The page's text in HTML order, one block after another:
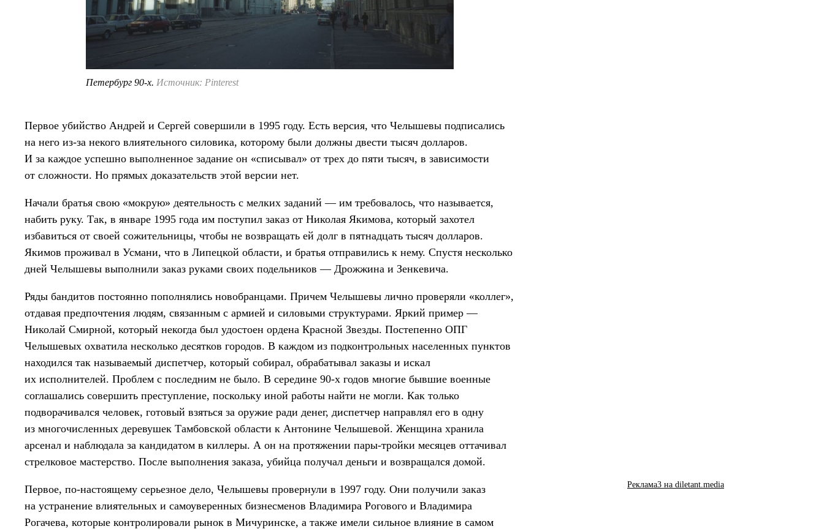
Петербург 90-х. Источник: Pinterest
Первое убийство Андрей и Сергей совершили в 1995 году. Есть версия, что Челышевы подписались
на него из-за некого влиятельного силовика, которому были должны двести тысяч долларов.
И за каждое успешно выполненное задание он «списывал» от трех до пяти тысяч, в зависимости
от сложности. Но прямых доказательств этой версии нет.
Начали братья свою «мокрую» деятельность с мелких заданий — им требовалось, что называется,
набить руку. Так, в январе 1995 года им поступил заказ от Николая Якимова, который захотел
избавиться от своей сожительницы, чтобы не возвращать ей долг в пятнадцать тысяч долларов.
Якимов проживал в Усмани, что в Липецкой области, и братья отправились к нему. Спустя несколько
дней Челышевы выполнили заказ руками своих подельников — Дрожжина и Зенкевича.
Ряды бандитов постоянно пополнялись новобранцами. Причем Челышевы лично проверяли «коллег»,
отдавая предпочтения людям, связанным с армией и силовыми структурами. Яркий пример —
Николай Смирной, который некогда был удостоен ордена Красной Звезды. Постепенно ОПГ
Челышевых охватила несколько десятков городов. В каждом из подконтрольных населенных пунктов
находился так называемый диспетчер, который собирал, обрабатывал заказы и искал
их исполнителей. Проблем с последним не было. В середине 90-х годов многие бывшие военные
соглашались совершить преступление, поскольку иной работы найти не могли. Как только
подворачивался человек, готовый взяться за оружие ради денег, диспетчер направлял его в одну
из многочисленных деревушек Тамбовской области к Антонине Челышевой. Женщина хранила
арсенал и наблюдала за кандидатом в киллеры. А он на протяжении пары-тройки месяцев оттачивал
стрелковое мастерство. После выполнения заказа, убийца получал деньги и возвращался домой.
Первое, по-настоящему серьезное дело, Челышевы провернули в 1997 году. Они получили заказ
на устранение влиятельных и самоуверенных бизнесменов Владимира Рогового и Владимира
Рогачева, которые контролировали рынок в Мичуринске, а также имели сильное влияние в самом
Реклама3 на diletant.media